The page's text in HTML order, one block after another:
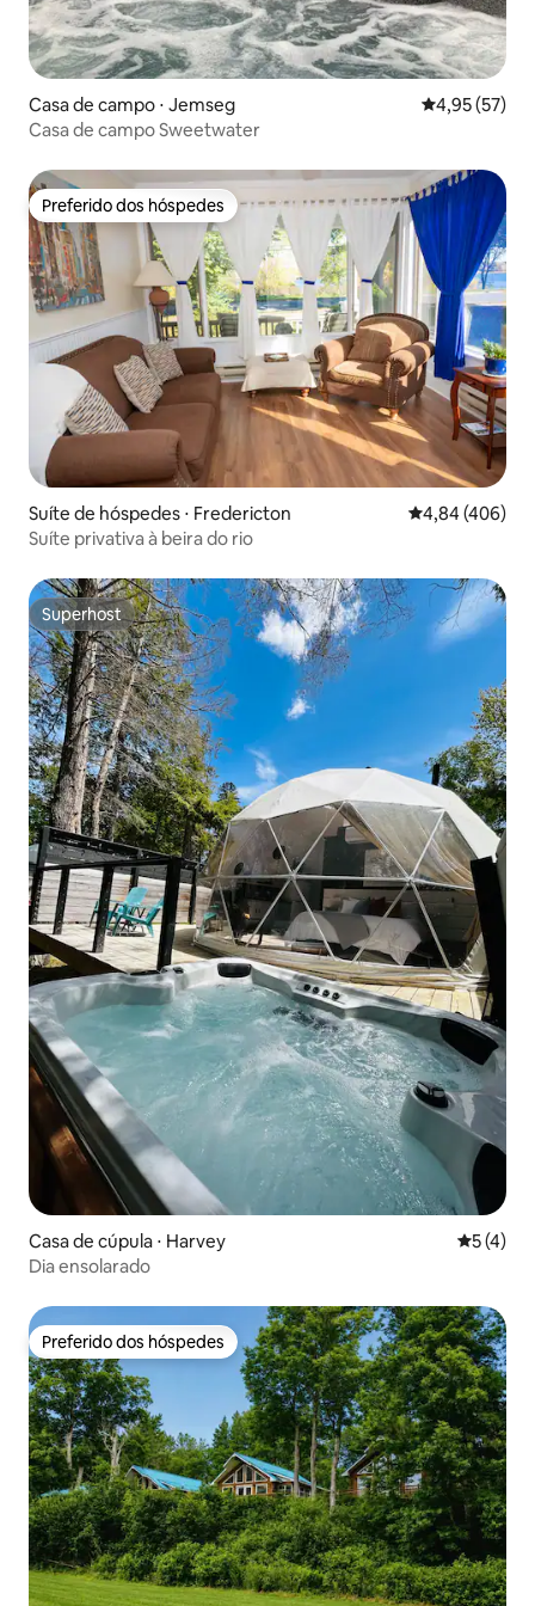
Casa de campo ⋅ Jemseg 4,95 de uma
4,95 (57)
Casa de campo Sweetwater
Preferido dos hóspedes
Preferido dos hóspedes
Suíte de hóspedes ⋅ Fredericton 4,84 de uma
4,84 (406)
Suíte privativa à beira do rio
Superhost
Superhost
Casa de cúpula ⋅ Harvey 5 de
5 (4)
Dia ensolarado
Preferido dos hóspedes
Preferido dos hóspedes